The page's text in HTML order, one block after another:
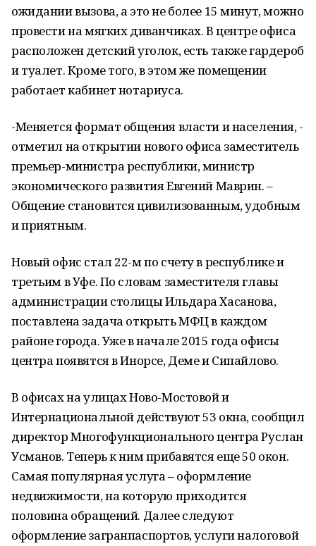
ожидании вызова, а это не более 15 минут, можно
провести на мягких диванчиках. В центре офиса
расположен детский уголок, есть также гардероб
и туалет. Кроме того, в этом же помещении
работает кабинет нотариуса.
-Меняется формат общения власти и населения, -
отметил на открытии нового офиса заместитель
премьер-министра республики, министр
экономического развития Евгений Маврин. –
Общение становится цивилизованным, удобным
и приятным.
Новый офис стал 22-м по счету в республике и
третьим в Уфе. По словам заместителя главы
администрации столицы Ильдара Хасанова,
поставлена задача открыть МФЦ в каждом
районе города. Уже в начале 2015 года офисы
центра появятся в Инорсе, Деме и Сипайлово.
В офисах на улицах Ново-Мостовой и
Интернациональной действуют 53 окна, сообщил
директор Многофункционального центра Руслан
Усманов. Теперь к ним прибавятся еще 50 окон.
Самая популярная услуга – оформление
недвижимости, на которую приходится
половина обращений. Далее следуют
оформление загранпаспортов, услуги налоговой